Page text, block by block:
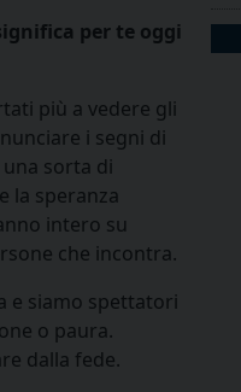
per te oggi
più a vedere gli
i segni di
sorta di
la speranza
intero su
che incontra.
e siamo spettatori
o paura.
dalla fede.